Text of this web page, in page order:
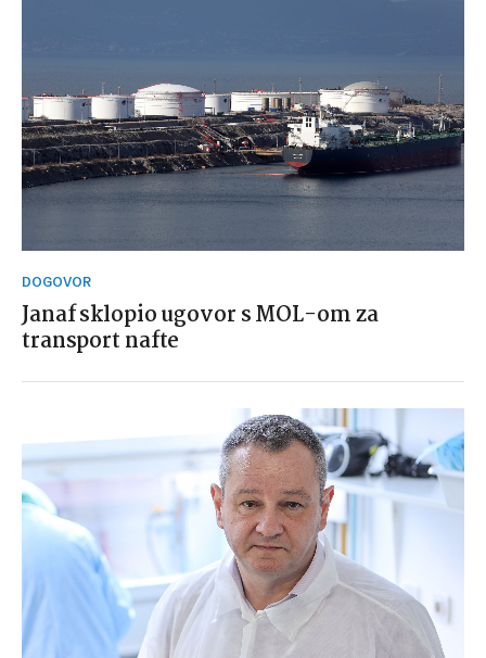
DOGOVOR
Janaf sklopio ugovor s MOL-om za
transport nafte